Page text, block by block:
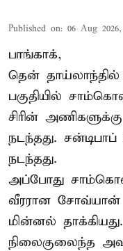
Published on: 06 Aug
பாங்காக்,
தென்
பகுதியில்
சிரின்
நடந்தது.
நடந்தது.
அப்போது
வீரரான சோவ்யான்
மின்னல்
நிலைகுலைந்த